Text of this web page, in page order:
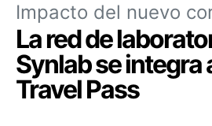
Impacto del nuevo
La red de
Synlab se integra
Travel Pass